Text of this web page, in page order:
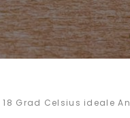
Grad Celsius ideale